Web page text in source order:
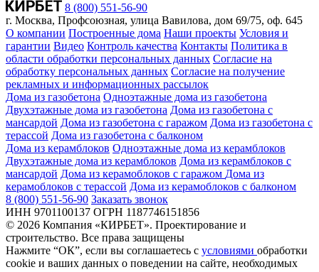
8 (800) 551-56-90
г. Москва, Профсоюзная, улица Вавилова, дом 69/75, оф. 645
О компании Построенные дома Наши проекты Условия и
гарантии Видео Контроль качества Контакты Политика в
области обработки персональных данных Согласие на
обработку персональных данных Согласие на получение
рекламных и информационных рассылок
Дома из газобетона Одноэтажные дома из газобетона
Двухэтажные дома из газобетона Дома из газобетона с
мансардой Дома из газобетона с гаражом Дома из газобетона с
терассой Дома из газобетона с балконом
Дома из керамблоков Одноэтажные дома из керамблоков
Двухэтажные дома из керамблоков Дома из керамблоков с
мансардой Дома из керамоблоков с гаражом Дома из
керамоблоков с терассой Дома из керамоблоков с балконом
8 (800) 551-56-90 Заказать звонок
ИНН 9701100137 ОГРН 1187746151856
© 2026 Компания «КИРБЕТ». Проектирование и
строительство. Все права защищены
Нажмите “ОК”, если вы соглашаетесь с условиями обработки
cookie и ваших данных о поведении на сайте, необходимых